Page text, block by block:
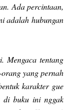
Ada percintaan,
adalah hubungan
Mengaca tentang
yang pernah
karakter gue
di buku ini nggak